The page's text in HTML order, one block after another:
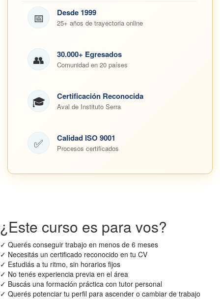
📅 Desde 1999
25+ años de trayectoria online
👥 30.000+ Egresados
Comunidad en 20 países
🎓 Certificación Reconocida
Aval de Instituto Serra
✅ Calidad ISO 9001
Procesos certificados
¿Este curso es para vos?
✓ Querés conseguir trabajo en menos de 6 meses
✓ Necesitás un certificado reconocido en tu CV
✓ Estudiás a tu ritmo, sin horarios fijos
✓ No tenés experiencia previa en el área
✓ Buscás una formación práctica con tutor personal
✓ Querés potenciar tu perfil para ascender o cambiar de trabajo